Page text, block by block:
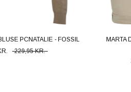
PCNATALIE - FOSSIL
229,95 KR.
MARTA